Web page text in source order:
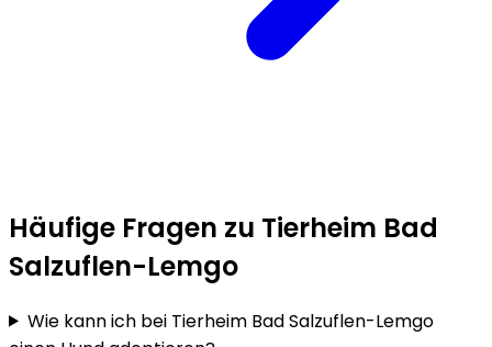
Häufige Fragen zu Tierheim Bad
Salzuflen-Lemgo
Wie kann ich bei Tierheim Bad Salzuflen-Lemgo